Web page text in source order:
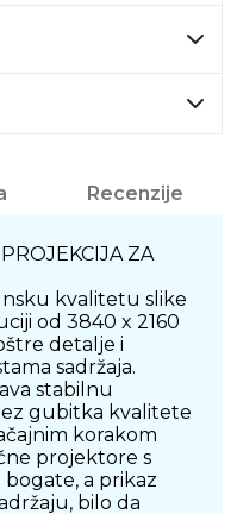
Recenzije
ZA
kvalitetu slike
od 3840 x 2160
detalje i
sadržaja.
stabilnu
gubitka kvalitete
korakom
projektore s
bogate, a prikaz
bilo da